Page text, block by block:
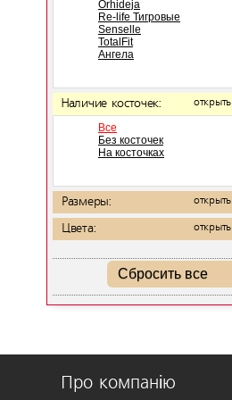
Orhideja
Re-life Тигровые
Senselle
TotalFit
Ангела
Наличие косточек: открыть
Все
Без косточек
На косточках
Размеры: открыть
Цвета: открыть
Сбросить все
Про компанію